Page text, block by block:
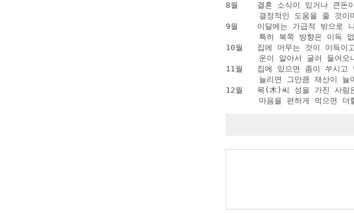
8월    결혼 소식이 있거나 큰돈
결정적인 도움을 줄 것이
9월    이달에는 가급적 밖으로
특히 북쪽 방향은 이득
10월   집에 머무는 것이 이득이
운이 알아서 굴러 들어오
11월   집에 있으면 좀이 쑤시고
늘리면 그만큼 재산이 늘
12월   목(木)씨 성을 가진 사람
마음을 편하게 먹으면 더